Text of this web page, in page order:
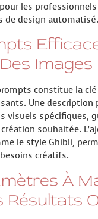
les
de design automatisé.
Images
constitue la
Une description
visuels spécifiques,
souhaitée.
le style Ghibli,
créatifs.
À
Résultats